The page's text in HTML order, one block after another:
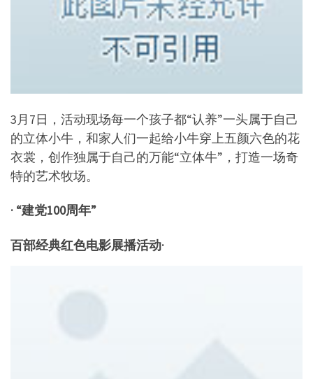
3月7日，活动现场每一个孩子都“认养”一头属于自己
的立体小牛，和家人们一起给小牛穿上五颜六色的花
衣裳，创作独属于自己的万能“立体牛”，打造一场奇
特的艺术牧场。
· “建党100周年”
百部经典红色电影展播活动·